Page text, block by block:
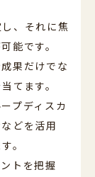
、それに焦
能です。
果だけでな
てます。
プディスカ
どを活用
。
トを把握